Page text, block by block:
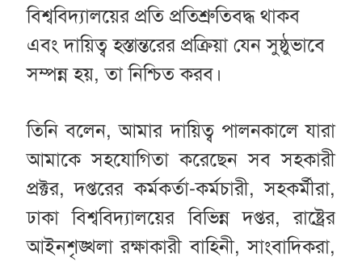
বিশ্ববিদ্যালয়ের প্রতি প্রতিশ্রুতিবদ্ধ থাকব
এবং দায়িত্ব হস্তান্তরের প্রক্রিয়া যেন সুষ্ঠুভাবে
সম্পন্ন হয়, তা নিশ্চিত করব।
তিনি বলেন, আমার দায়িত্ব পালনকালে যারা
আমাকে সহযোগিতা করেছেন সব সহকারী
প্রক্টর, দপ্তরের কর্মকর্তা-কর্মচারী, সহকর্মীরা,
ঢাকা বিশ্ববিদ্যালয়ের বিভিন্ন দপ্তর, রাষ্ট্রের
আইনশৃঙ্খলা রক্ষাকারী বাহিনী, সাংবাদিকরা,